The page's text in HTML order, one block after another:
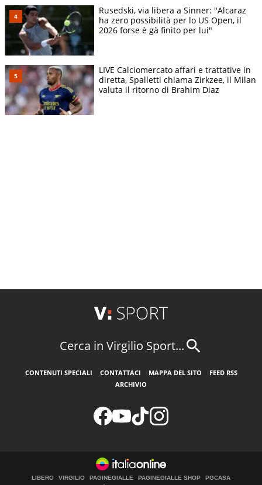
Rusedski, via libera a Sinner: "Alcaraz
ha zero possibilità per lo US Open, il
2026 forse è gà finito per lui"
LIVE Calciomercato affari e trattative in
diretta, Spalletti chiama Zirkzee, il Milan
valuta il ritorno di Brahim Diaz
Cerca in Virgilio Sport...
CONTENUTI SPECIALI CONTATTACI MAPPA DEL SITO
FEED RSS
ARCHIVIO
LIBERO VIRGILIO PAGINEGIALLE PAGINEGIALLE SHOP
PGCASA